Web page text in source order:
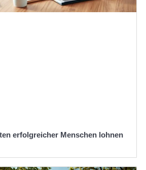
erfolgreicher Menschen lohnen